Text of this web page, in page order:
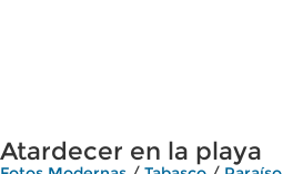
Atardecer en la playa